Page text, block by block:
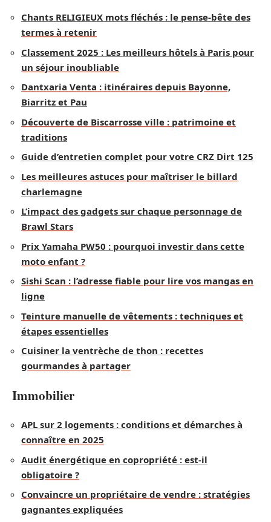
Chants RELIGIEUX mots fléchés : le pense-bête des
termes à retenir
Classement 2025 : Les meilleurs hôtels à Paris pour
un séjour inoubliable
Dantxaria Venta : itinéraires depuis Bayonne,
Biarritz et Pau
Découverte de Biscarrosse ville : patrimoine et
traditions
Guide d’entretien complet pour votre CRZ Dirt 125
Les meilleures astuces pour maîtriser le billard
charlemagne
L’impact des gadgets sur chaque personnage de
Brawl Stars
Prix Yamaha PW50 : pourquoi investir dans cette
moto enfant ?
Sishi Scan : l’adresse fiable pour lire vos mangas en
ligne
Teinture manuelle de vêtements : techniques et
étapes essentielles
Cuisiner la ventrèche de thon : recettes
gourmandes à partager
Immobilier
APL sur 2 logements : conditions et démarches à
connaître en 2025
Audit énergétique en copropriété : est-il
obligatoire ?
Convaincre un propriétaire de vendre : stratégies
gagnantes expliquées